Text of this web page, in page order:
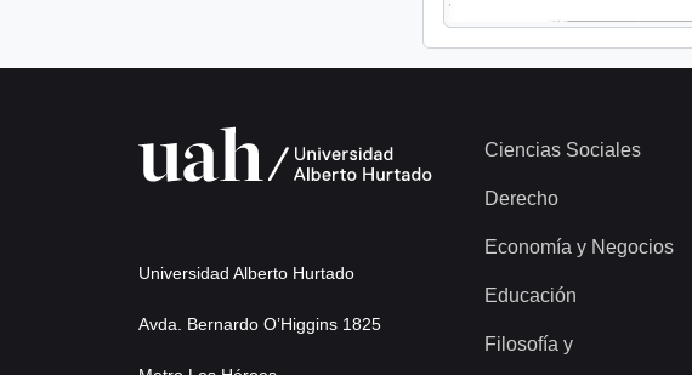
Universidad Alberto Hurtado
Avda. Bernardo O’Higgins 1825
Ciencias Sociales
Derecho
Economía y Negocios
Educación
Filosofía y